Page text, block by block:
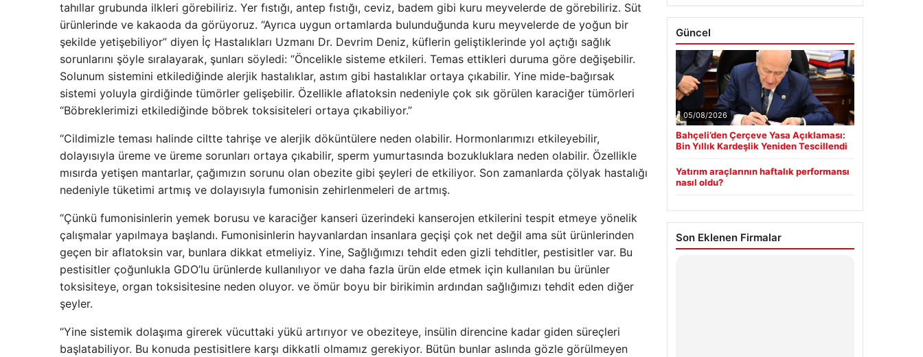
tahıllar grubunda ilkleri görebiliriz. Yer fıstığı, antep fıstığı, ceviz, badem gibi kuru meyvelerde de görebiliriz. Süt
ürünlerinde ve kakaoda da görüyoruz. “Ayrıca uygun ortamlarda bulunduğunda kuru meyvelerde de yoğun bir
şekilde yetişebiliyor” diyen İç Hastalıkları Uzmanı Dr. Devrim Deniz, küflerin geliştiklerinde yol açtığı sağlık
sorunlarını şöyle sıralayarak, şunları söyledi: “Öncelikle sisteme etkileri. Temas ettikleri duruma göre değişebilir.
Solunum sistemini etkilediğinde alerjik hastalıklar, astım gibi hastalıklar ortaya çıkabilir. Yine mide-bağırsak
sistemi yoluyla girdiğinde tümörler gelişebilir. Özellikle aflatoksin nedeniyle çok sık görülen karaciğer tümörleri
“Böbreklerimizi etkilediğinde böbrek toksisiteleri ortaya çıkabiliyor.”
“Cildimizle teması halinde ciltte tahrişe ve alerjik döküntülere neden olabilir. Hormonlarımızı etkileyebilir,
dolayısıyla üreme ve üreme sorunları ortaya çıkabilir, sperm yumurtasında bozukluklara neden olabilir. Özellikle
mısırda yetişen mantarlar, çağımızın sorunu olan obezite gibi şeyleri de etkiliyor. Son zamanlarda çölyak hastalığı
nedeniyle tüketimi artmış ve dolayısıyla fumonisin zehirlenmeleri de artmış.
“Çünkü fumonisinlerin yemek borusu ve karaciğer kanseri üzerindeki kanserojen etkilerini tespit etmeye yönelik
çalışmalar yapılmaya başlandı. Fumonisinlerin hayvanlardan insanlara geçişi çok net değil ama süt ürünlerinden
geçen bir aflatoksin var, bunlara dikkat etmeliyiz. Yine, Sağlığımızı tehdit eden gizli tehditler, pestisitler var. Bu
pestisitler çoğunlukla GDO’lu ürünlerde kullanılıyor ve daha fazla ürün elde etmek için kullanılan bu ürünler
toksisiteye, organ toksisitesine neden oluyor. ve ömür boyu bir birikimin ardından sağlığımızı tehdit eden diğer
şeyler.
“Yine sistemik dolaşıma girerek vücuttaki yükü artırıyor ve obeziteye, insülin direncine kadar giden süreçleri
başlatabiliyor. Bu konuda pestisitlere karşı dikkatli olmamız gerekiyor. Bütün bunlar aslında gözle görülmeyen
Güncel
05/08/2026
Bahçeli’den Çerçeve Yasa Açıklaması:
Bin Yıllık Kardeşlik Yeniden Tescillendi
Yatırım araçlarının haftalık performansı
nasıl oldu?
Son Eklenen Firmalar